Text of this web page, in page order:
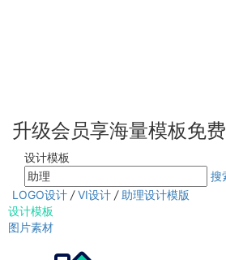
升级会员享海量模板免
设计模板
搜
LOGO设计 / VI设计 / 助理设计模版
设计模板
图片素材